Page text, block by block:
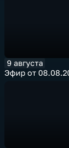
9 августа
Эфир от